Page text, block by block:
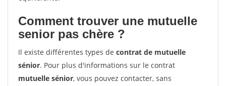
Comment trouver une mutuelle
senior pas chère ?
Il existe différentes types de contrat de mutuelle
sénior. Pour plus d'informations sur le contrat
mutuelle sénior, vous pouvez contacter, sans